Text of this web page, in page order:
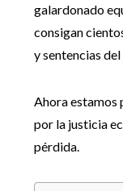
galardonado
consigan
y sentencias del
Ahora estamos
por la justicia
pérdida.